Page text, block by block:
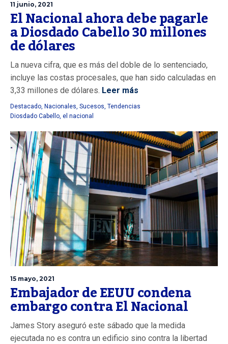
11 junio, 2021
El Nacional ahora debe pagarle
a Diosdado Cabello 30 millones
de dólares
La nueva cifra, que es más del doble de lo sentenciado,
incluye las costas procesales, que han sido calculadas en
3,33 millones de dólares. Leer más
Destacado, Nacionales, Sucesos, Tendencias
Diosdado Cabello, el nacional
15 mayo, 2021
Embajador de EEUU condena
embargo contra El Nacional
James Story aseguró este sábado que la medida
ejecutada no es contra un edificio sino contra la libertad